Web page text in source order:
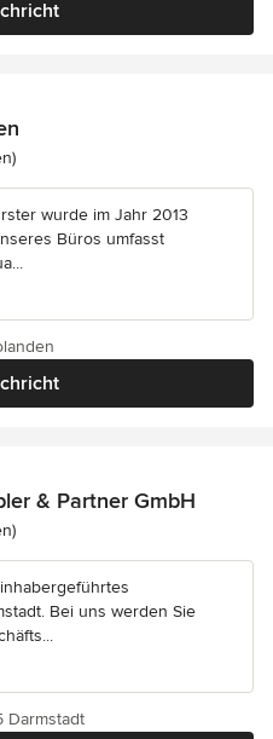
von 5 Sternen
wurde im Jahr 2013
Büros umfasst
& Partner GmbH
von 5 Sternen
Bei uns werden Sie
Darmstadt